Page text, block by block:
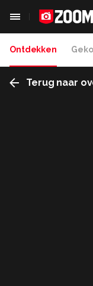
Ontdekken
Terug naar